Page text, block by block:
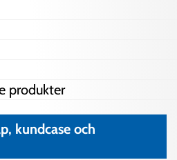
2 mm
produkter
kundcase och